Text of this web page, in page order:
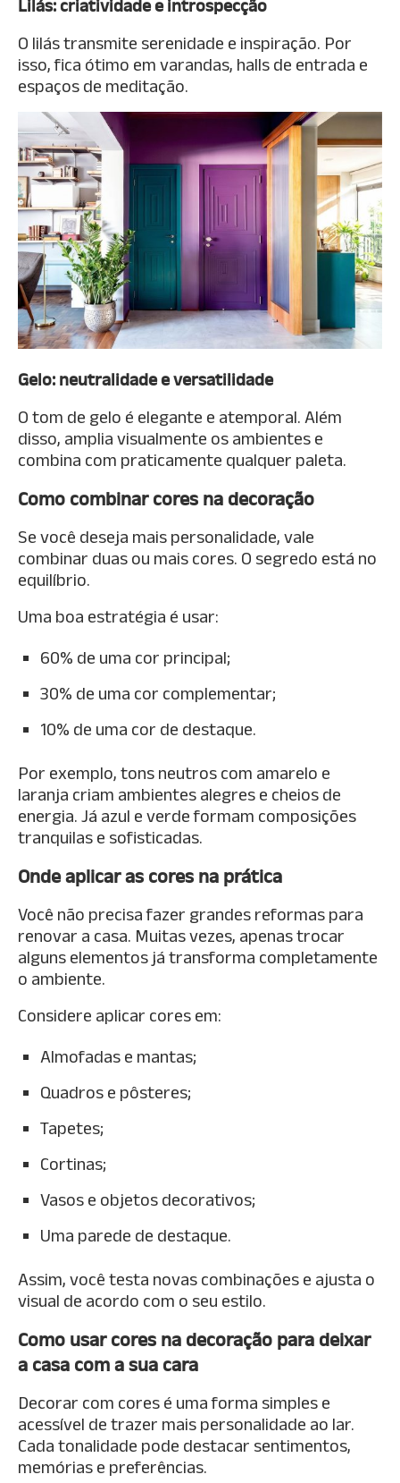
Lilás: criatividade e introspecção
O lilás transmite serenidade e inspiração. Por
isso, fica ótimo em varandas, halls de entrada e
espaços de meditação.
Gelo: neutralidade e versatilidade
O tom de gelo é elegante e atemporal. Além
disso, amplia visualmente os ambientes e
combina com praticamente qualquer paleta.
Como combinar cores na decoração
Se você deseja mais personalidade, vale
combinar duas ou mais cores. O segredo está no
equilíbrio.
Uma boa estratégia é usar:
60% de uma cor principal;
30% de uma cor complementar;
10% de uma cor de destaque.
Por exemplo, tons neutros com amarelo e
laranja criam ambientes alegres e cheios de
energia. Já azul e verde formam composições
tranquilas e sofisticadas.
Onde aplicar as cores na prática
Você não precisa fazer grandes reformas para
renovar a casa. Muitas vezes, apenas trocar
alguns elementos já transforma completamente
o ambiente.
Considere aplicar cores em:
Almofadas e mantas;
Quadros e pôsteres;
Tapetes;
Cortinas;
Vasos e objetos decorativos;
Uma parede de destaque.
Assim, você testa novas combinações e ajusta o
visual de acordo com o seu estilo.
Como usar cores na decoração para deixar
a casa com a sua cara
Decorar com cores é uma forma simples e
acessível de trazer mais personalidade ao lar.
Cada tonalidade pode destacar sentimentos,
memórias e preferências.